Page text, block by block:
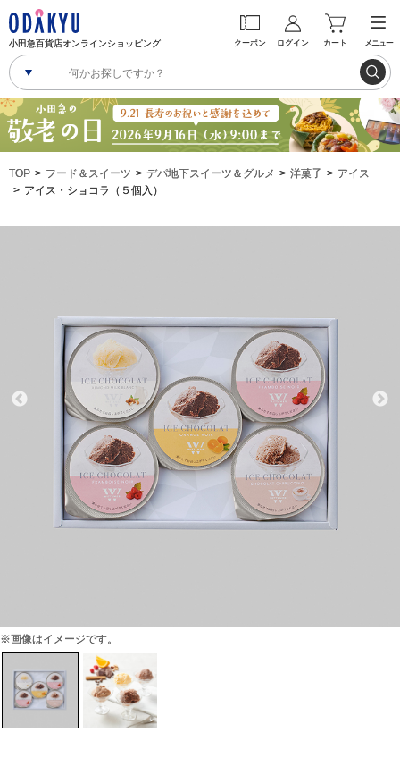
小田急百貨店オンラインショッピング クーポン ログイン カート メニュー
TOP フード＆スイーツ デパ地下スイーツ＆グルメ 洋菓子
アイス
アイス・ショコラ（５個入）
※画像はイメージです。